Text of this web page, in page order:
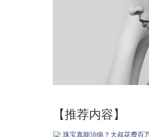
【推荐内容】
珠宝真能治病？大叔花费百